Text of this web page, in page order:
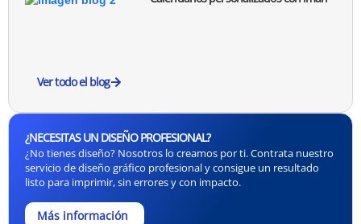
Ver todo el blog
¿NECESITAS UN DISEÑO PROFESIONAL?
¿No tienes diseño? Nosotros lo creamos por ti. Contrata nuestro
servicio de diseño gráfico profesional y consigue un resultado
listo para imprimir, sin errores y con impacto.
Más información